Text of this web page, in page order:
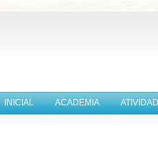
INICIAL ACADEMIA